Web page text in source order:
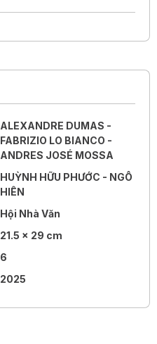
ALEXANDRE DUMAS -
FABRIZIO LO BIANCO -
ANDRES JOSÉ MOSSA
HUỲNH HỮU PHƯỚC - NGÔ
HIÊN
Hội Nhà Văn
21.5 x 29 cm
6
2025